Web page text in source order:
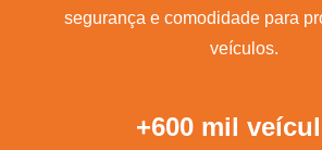
segurança e comodidade para
veículos.
+600 mil